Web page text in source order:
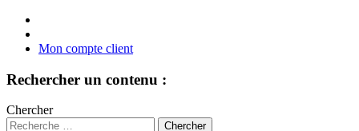
Mon compte client
Rechercher un contenu :
Chercher